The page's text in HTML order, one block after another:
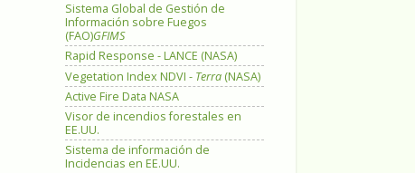
Sistema Global de Gestión de
Información sobre Fuegos
(FAO)GFIMS
Rapid Response - LANCE (NASA)
Vegetation Index NDVI - Terra (NASA)
Active Fire Data NASA
Visor de incendios forestales en
EE.UU.
Sistema de información de
Incidencias en EE.UU.